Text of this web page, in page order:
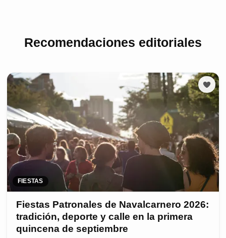
Recomendaciones editoriales
FIESTAS
Fiestas Patronales de Navalcarnero 2026:
tradición, deporte y calle en la primera
quincena de septiembre